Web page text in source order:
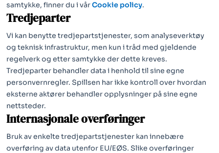
samtykke, finner du i vårCookie policy.
Tredjeparter
Vi kan benytte tredjepartstjenester, som analyseverktøy
og teknisk infrastruktur, men kun i tråd med gjeldende
regelverk og etter samtykke der dette kreves.
Tredjeparter behandler data i henhold til sine egne
personvernregler. Spillsen har ikke kontroll over hvordan
eksterne aktører behandler opplysninger på sine egne
nettsteder.
Internasjonale overføringer
Bruk av enkelte tredjepartstjenester kan innebære
overføring av data utenfor EU/EØS. Slike overføringer